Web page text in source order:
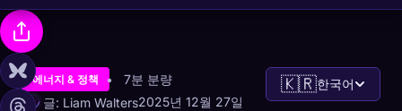
에너지 & 정책
7분 분량
글: Liam Walters2025년 12월 27일
🇰🇷한국어